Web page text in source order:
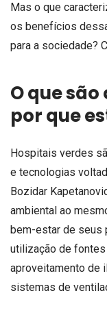
Mas o que
os benefícios
para a sociedade?
O que
por que
Hospitais verdes
e tecnologias
Bozidar
ambiental ao
bem-estar de seus
utilização de
aproveitamento de
sistemas de